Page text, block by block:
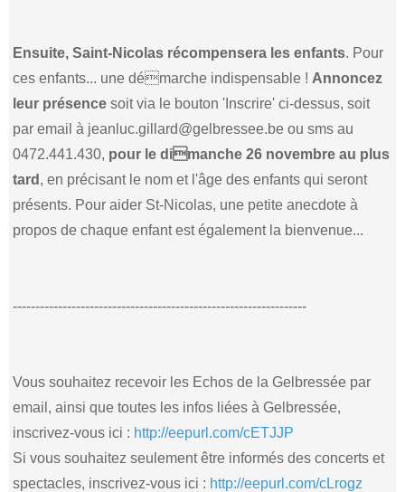
Ensuite, Saint-Nicolas récompensera les enfants. Pour
ces enfants... une démarche indispensable ! Annoncez
leur présence soit via le bouton 'Inscrire' ci-dessus, soit
par email à jeanluc.gillard@gelbressee.be ou sms au
0472.441.430, pour le dimanche 26 novembre au plus
tard , en précisant le nom et l'âge des enfants qui seront
présents. Pour aider St-Nicolas, une petite anecdote à
propos de chaque enfant est également la bienvenue...
-----------------------------------------------------------------
Vous souhaitez recevoir les Echos de la Gelbressée par
email, ainsi que toutes les infos liées à Gelbressée,
inscrivez-vous ici : http://eepurl.com/cETJJP
Si vous souhaitez seulement être informés des concerts et
spectacles, inscrivez-vous ici : http://eepurl.com/cLrogz